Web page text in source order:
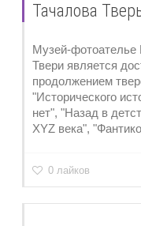
Тачалова
Музей-фотоателье
Твери является
продолжением
"Исторического
нет", "Назад в
XYZ века",
0 лайков